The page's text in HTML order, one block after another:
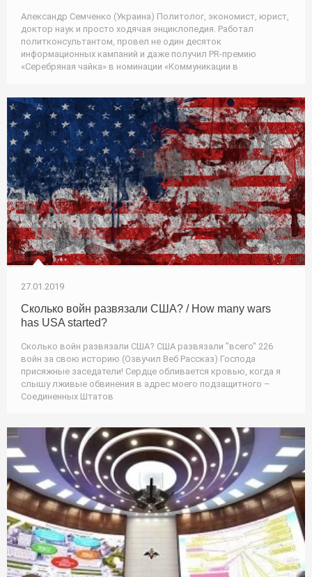
Александр Семченко (Украина) Политолог, экономист, юрист,
доктор наук и просто ходячая энциклопедия. Работал
политконсультантом, провел не один десяток
информационных кампаний и даже получил PR-премию
«Серебряная чайка» в номинации «Коммуникации в
27.01.2019
Сколько войн развязали США? / How many wars
has USA started?
Сколько войн развязали США? США развязали "всего" 226
войн за свою историю (Озвучил Веб Рассказ) Господа
присяжные заседатели! Сердце обливается кровью, когда я
слышу лживые обвинения в адрес моего подзащитного –
Соединенных Штатов